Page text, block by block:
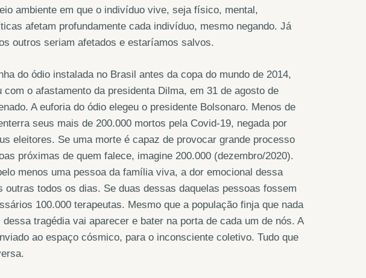
ambiente em que o indivíduo vive, seja físico, mental,
afetam profundamente cada indivíduo, mesmo negando. Já
outros seriam afetados e estaríamos salvos.
do ódio instalada no Brasil antes da copa do mundo de 2014,
o afastamento da presidenta Dilma, em 31 de agosto de
A euforia do ódio elegeu o presidente Bolsonaro. Menos de
seus mais de 200.000 mortos pela Covid-19, negada por
eleitores. Se uma morte é capaz de provocar grande processo
próximas de quem falece, imagine 200.000 (dezembro/2020).
menos uma pessoa da família viva, a dor emocional dessa
todos os dias. Se duas dessas daquelas pessoas fossem
100.000 terapeutas. Mesmo que a população finja que nada
tragédia vai aparecer e bater na porta de cada um de nós. A
ao espaço cósmico, para o inconsciente coletivo. Tudo que